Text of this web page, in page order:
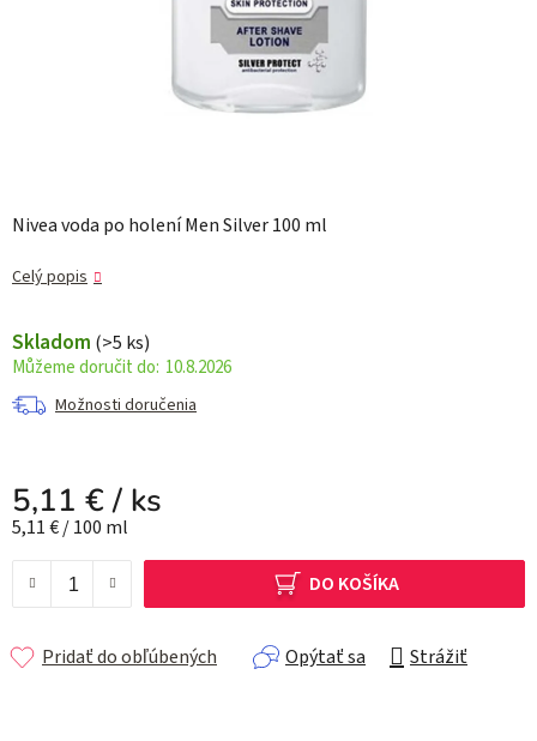
Nivea voda po holení Men Silver 100 ml
Celý popis
Skladom (>5 ks)
10.8.2026
Možnosti doručenia
5,11 €/ ks
Jednotková cena:
5,11 € / 100 ml
DO KOŠÍKA
Opýtať sa Strážiť
Pridať do obľúbených